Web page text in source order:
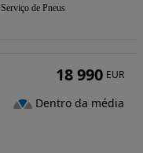
Serviço de Pneus
18 990 EUR
Dentro da média